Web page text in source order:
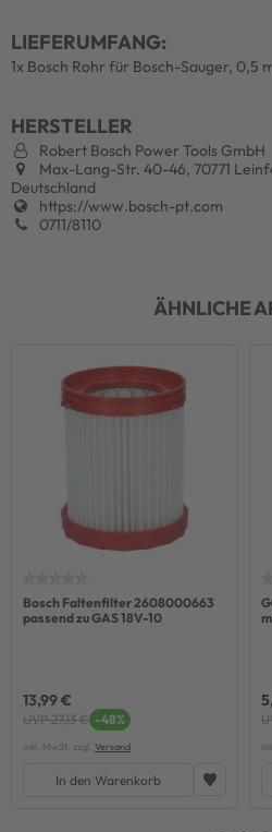
LIEFERUMFANG:
1x Bosch Rohr für Bosch-Sauger, 0,5
HERSTELLER
Robert Bosch Power Tools GmbH
Max-Lang-Str. 40-46, 70771
Deutschland
https://www.bosch-pt.com
0711/8110
ÄHNLICHE
Bosch Faltenfilter 2608000663
passend zu GAS 18V-10
13,99 €
UVP 27,13 € -48%
inkl. MwSt. zzgl. Versand
In den Warenkorb